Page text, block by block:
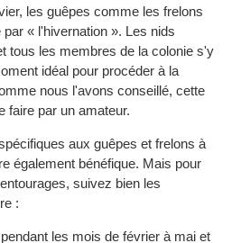
les guêpes comme les frelons
« l'hivernation ». Les nids
tous les membres de la colonie s'y
idéal pour procéder à la
nous l'avons conseillé, cette
faire par un amateur.
aux guêpes et frelons à
également bénéfique. Mais pour
suivez bien les
:
les mois de février à mai et